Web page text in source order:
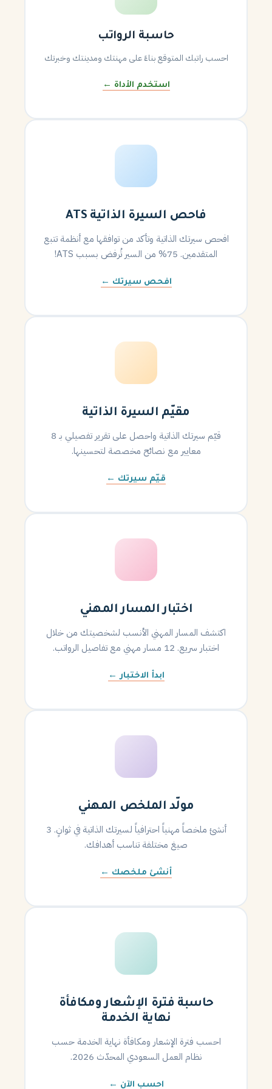
حاسبة الرواتب
احسب راتبك المتوقع بناءً على مهنتك ومدينتك وخبرتك
استخدم الأداة ←
فاحص السيرة الذاتية ATS
افحص سيرتك الذاتية وتأكد من توافقها مع أنظمة تتبع
المتقدمين. 75% من السير تُرفض بسبب ATS!
افحص سيرتك ←
مقيّم السيرة الذاتية
قيّم سيرتك الذاتية واحصل على تقرير تفصيلي بـ 8
معايير مع نصائح مخصصة لتحسينها.
قيّم سيرتك ←
اختبار المسار المهني
اكتشف المسار المهني الأنسب لشخصيتك من خلال
اختبار سريع. 12 مسار مهني مع تفاصيل الرواتب.
ابدأ الاختبار ←
مولّد الملخص المهني
أنشئ ملخصاً مهنياً احترافياً لسيرتك الذاتية في ثوانٍ. 3
صيغ مختلفة تناسب أهدافك.
أنشئ ملخصك ←
حاسبة فترة الإشعار ومكافأة
نهاية الخدمة
احسب فترة الإشعار ومكافأة نهاية الخدمة حسب
نظام العمل السعودي المحدّث 2026.
احسب الآن ←